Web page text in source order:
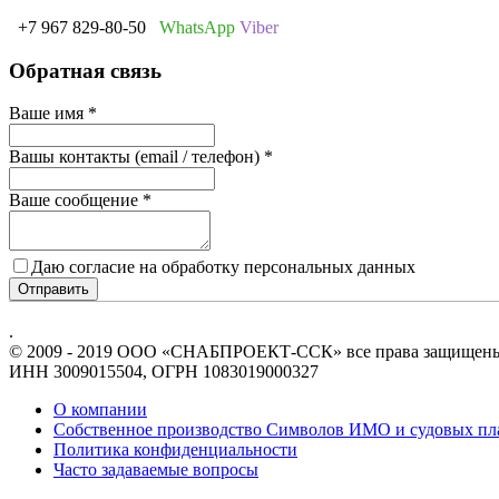
+7 967 829-80-50
WhatsApp Viber
Обратная связь
Ваше имя *
Вашы контакты (email / телефон) *
Ваше сообщение *
Даю согласие на обработку персональных данных
Отправить
.
© 2009 - 2019 ООО «СНАБПРОЕКТ-ССК» все права
ИНН 3009015504, ОГРН 1083019000327
О компании
Собственное производство Символов ИМО и судовых
Политика конфиденциальности
Часто задаваемые вопросы